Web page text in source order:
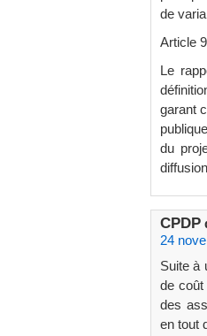
de
Article
Le
garant
du
CPDP
24
Suite à
de coût
des
en tout